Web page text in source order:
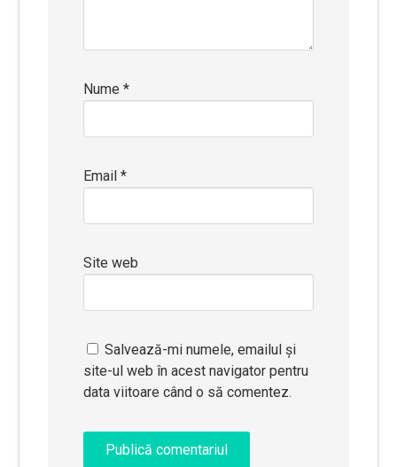
Nume*
Email*
Site web
Salvează-mi numele, emailul și
site-ul web în acest navigator pentru
data viitoare când o să comentez.